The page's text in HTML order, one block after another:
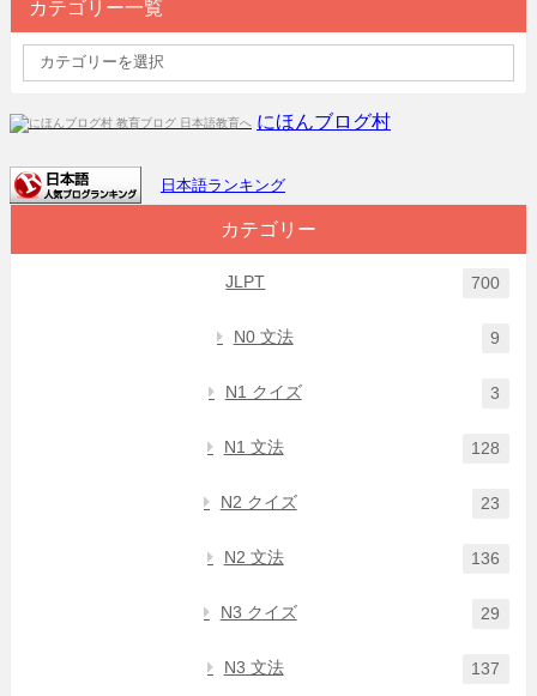
カテゴリー一覧
にほんブログ村
日本語ランキング
カテゴリー
JLPT 700
N0 文法 9
N1 クイズ 3
N1 文法 128
N2 クイズ 23
N2 文法 136
N3 クイズ 29
N3 文法 137